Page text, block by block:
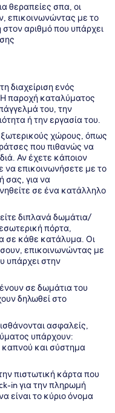
θεραπείες σπα, οι
επικοινωνώντας με το
αριθμό που υπάρχει
διαχείριση ενός
παροχή καταλύματος
του, την
ή την εργασία του.
χώρους, όπως
που πιθανώς να
Αν έχετε κάποιον
να επικοινωνήσετε με το
σας, για να
σε ένα κατάλληλο
διπλανά δωμάτια/
πόρτα,
σε κάθε κατάλυμα. Οι
επικοινωνώντας με
υπάρχει στην
σε δωμάτια του
δηλωθεί στο
ασφαλείς,
υπάρχουν:
και σύστημα
πιστωτική κάρτα που
in για την πληρωμή
είναι το κύριο όνομα